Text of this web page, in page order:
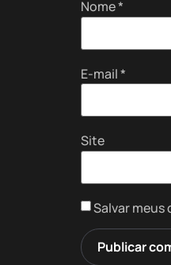
Nome*
E-mail*
Site
Salvar meus